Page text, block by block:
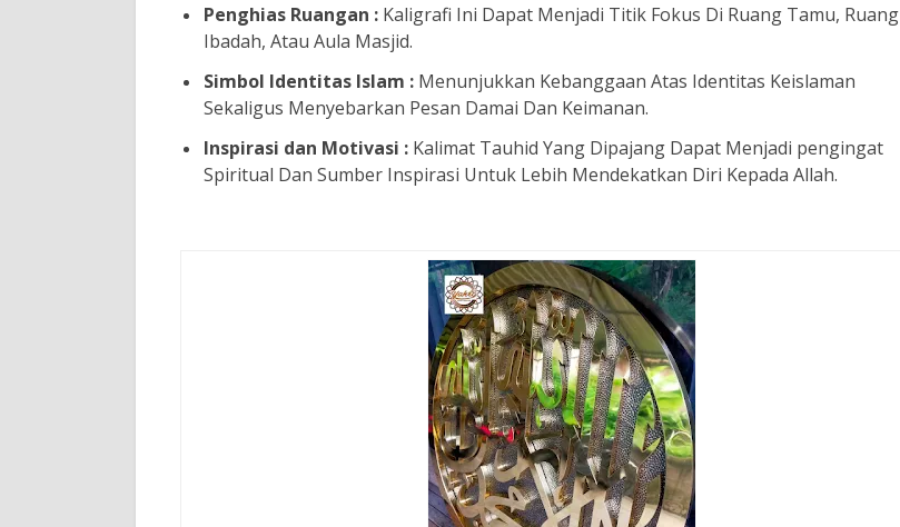
Penghias Ruangan : Kaligrafi Ini Dapat Menjadi Titik Fokus Di Ruang Tamu, Ruang
Ibadah, Atau Aula Masjid.
Simbol Identitas Islam : Menunjukkan Kebanggaan Atas Identitas Keislaman
Sekaligus Menyebarkan Pesan Damai Dan Keimanan.
Inspirasi dan Motivasi : Kalimat Tauhid Yang Dipajang Dapat Menjadi pengingat
Spiritual Dan Sumber Inspirasi Untuk Lebih Mendekatkan Diri Kepada Allah.